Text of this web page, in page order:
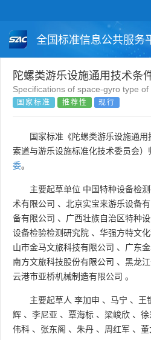
全国标准信息公共服务
国家标准 行业标
团体标准
国外标准 技术委
陀螺类游乐设施通用技术条
Specifications of space-gyro type of
国家标准 推荐性 现行
国家标准《陀螺类游乐设施通用
索道与游乐设施标准化技术委员会）
委。
主要起草单位 中国特种设备检
术有限公司 、 北京实宝来游乐设备
备有限公司 、 广西壮族自治区特种
设备检验检测研究院 、 华强方特文
山市金马文旅科技有限公司 、 广东
南方文旅科技股份有限公司 、 黑龙
云港市亚桥机械制造有限公司 。
主要起草人 李加申 、 马宁 、 王
辉 、 李尼亚 、 覃海标 、 梁峻欣 、 徐
伟科 、 张东阁 、 朱丹 、 周红军 、 董